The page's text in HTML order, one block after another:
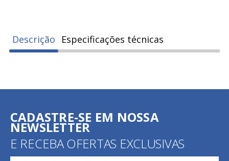
Descrição Especificações técnicas
CADASTRE-SE EM NOSSA
NEWSLETTER
E RECEBA OFERTAS EXCLUSIVAS